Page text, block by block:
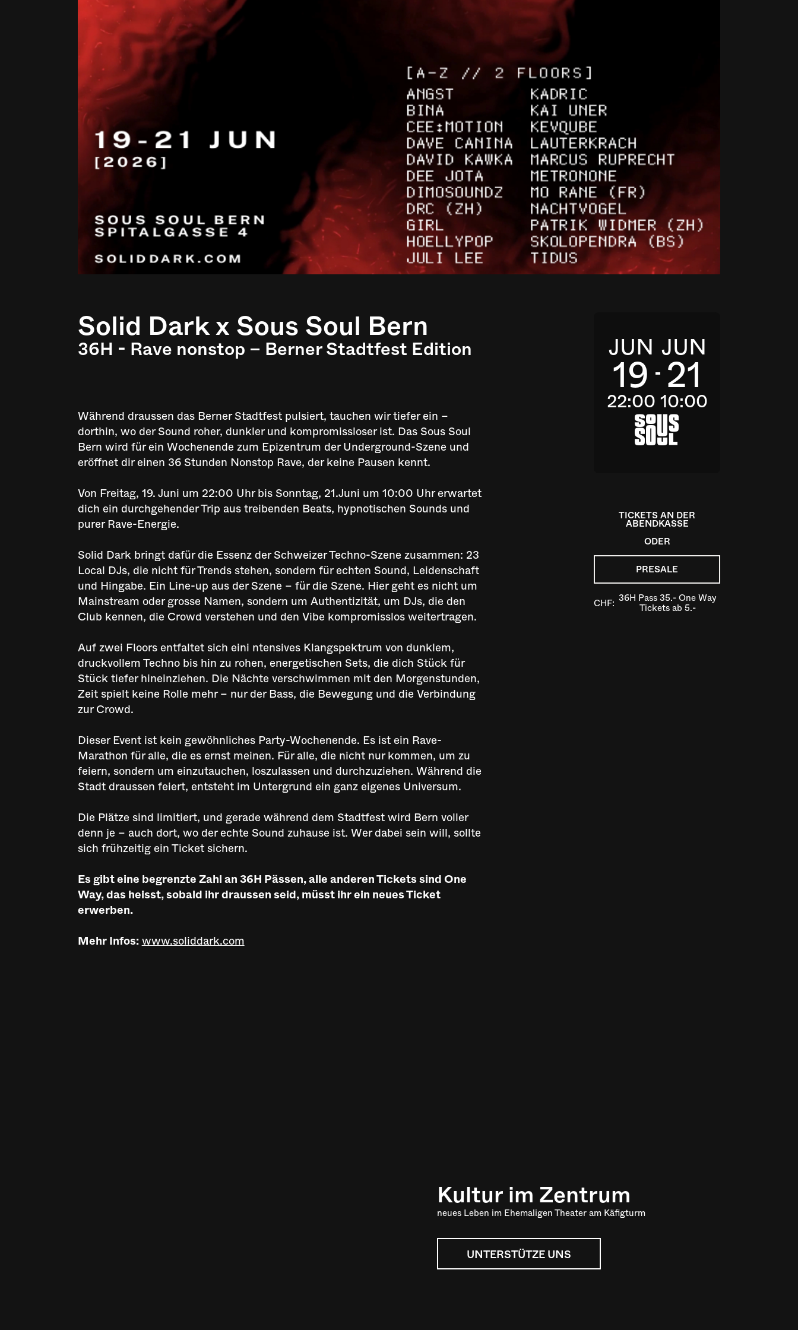
Solid Dark x Sous Soul Bern
36H - Rave nonstop – Berner Stadtfest Edition
Während draussen das Berner Stadtfest pulsiert, tauchen wir tiefer ein –
dorthin, wo der Sound roher, dunkler und kompromissloser ist. Das Sous Soul
Bern wird für ein Wochenende zum Epizentrum der Underground-Szene und
eröffnet dir einen 36 Stunden Nonstop Rave, der keine Pausen kennt.
Von Freitag, 19. Juni um 22:00 Uhr bis Sonntag, 21.Juni um 10:00 Uhr erwartet
dich ein durchgehender Trip aus treibenden Beats, hypnotischen Sounds und
purer Rave-Energie.
Solid Dark bringt dafür die Essenz der Schweizer Techno-Szene zusammen: 23
Local DJs, die nicht für Trends stehen, sondern für echten Sound, Leidenschaft
und Hingabe. Ein Line-up aus der Szene – für die Szene. Hier geht es nicht um
Mainstream oder grosse Namen, sondern um Authentizität, um DJs, die den
Club kennen, die Crowd verstehen und den Vibe kompromisslos weitertragen.
Auf zwei Floors entfaltet sich eini ntensives Klangspektrum von dunklem,
druckvollem Techno bis hin zu rohen, energetischen Sets, die dich Stück für
Stück tiefer hineinziehen. Die Nächte verschwimmen mit den Morgenstunden,
Zeit spielt keine Rolle mehr – nur der Bass, die Bewegung und die Verbindung
zur Crowd.
Dieser Event ist kein gewöhnliches Party-Wochenende. Es ist ein Rave-
Marathon für alle, die es ernst meinen. Für alle, die nicht nur kommen, um zu
feiern, sondern um einzutauchen, loszulassen und durchzuziehen. Während die
Stadt draussen feiert, entsteht im Untergrund ein ganz eigenes Universum.
Die Plätze sind limitiert, und gerade während dem Stadtfest wird Bern voller
denn je – auch dort, wo der echte Sound zuhause ist. Wer dabei sein will, sollte
sich frühzeitig ein Ticket sichern.
Es gibt eine begrenzte Zahl an 36H Pässen, alle anderen Tickets sind One
Way, das heisst, sobald ihr draussen seid, müsst ihr ein neues Ticket
erwerben.
Mehr Infos:www.soliddark.com
JUN
19
22:00
JUN
21
10:00
a
TICKETS AN DER
ABENDKASSE
ODER
PRESALE
CHF: 36H Pass 35.- One Way
Tickets ab 5.-
Kultur im Zentrum
neues Leben im Ehemaligen Theater am Käfigturm
UNTERSTÜTZE UNS